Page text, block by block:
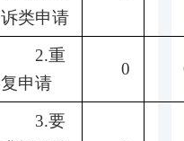
诉类申请
2.重
复申请
0
3.要